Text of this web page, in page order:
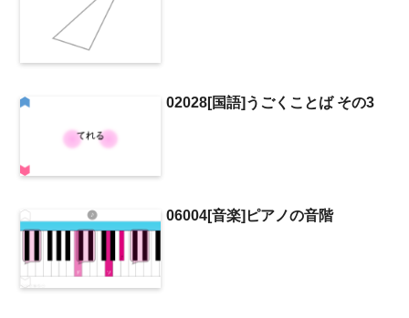
02028[国語]うごくことば その3
06004[音楽]ピアノの音階